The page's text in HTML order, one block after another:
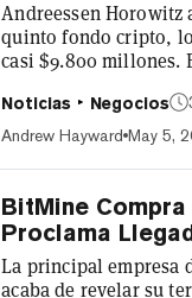
Andreessen Horowitz
quinto fondo cripto,
casi $9.800 millones.
criptomonedas
blockchain Solana y
Noticias Negocios
Andrew Hayward May 5,
BitMine
Proclama
La principal empresa
acaba de revelar su